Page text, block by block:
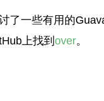
了一些有用的
上找到 over。